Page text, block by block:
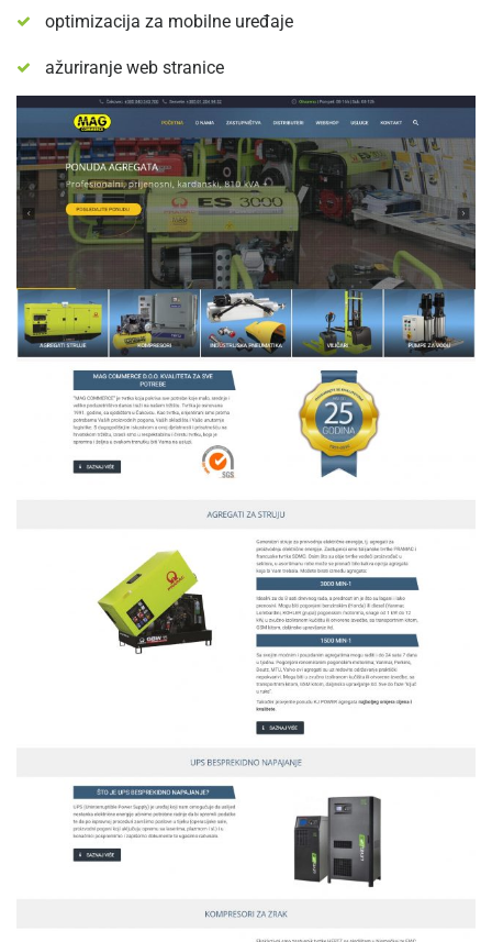
optimizacija za mobilne uređaje
ažuriranje web stranice